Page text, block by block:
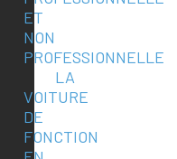
ET
NON
PROFESSIONNELLE
LA
VOITURE
DE
FONCTION